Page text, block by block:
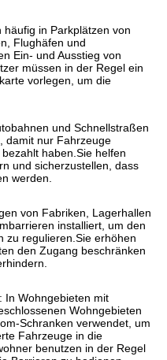
in Parkplätzen von
Flughäfen und
Ein- und Ausstieg von
müssen in der Regel ein
vorlegen, um die
und Schnellstraßen
damit nur Fahrzeuge
haben.Sie helfen
und sicherzustellen, dass
werden.
von Fabriken, Lagerhallen
installiert, um den
zu regulieren.Sie erhöhen
den Zugang beschränken
: In Wohngebieten mit
Wohngebieten
Schranken verwendet, um
Fahrzeuge in die
benutzen in der Regel